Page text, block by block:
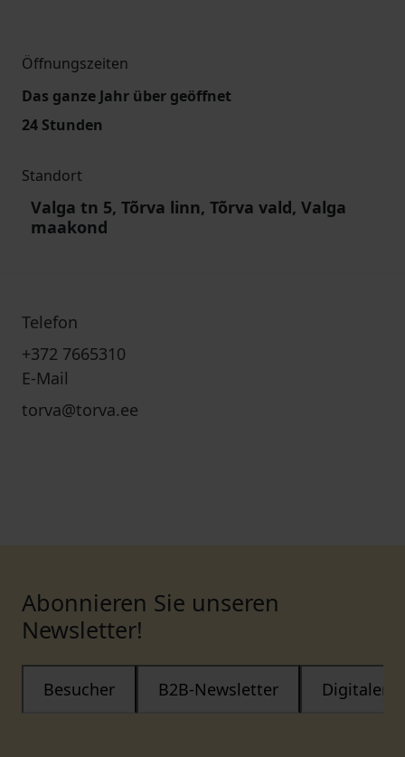
Öffnungszeiten
Das ganze Jahr über geöffnet
24 Stunden
Standort
Valga tn 5, Tõrva linn, Tõrva vald, Valga
maakond
Telefon
+372 7665310
E-Mail
torva@torva.ee
Abonnieren Sie unseren
Newsletter!
Besucher B2B-Newsletter Digitaler